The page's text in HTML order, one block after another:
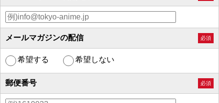
メールマガジンの配信 必須
希望する 希望しない
郵便番号 必須